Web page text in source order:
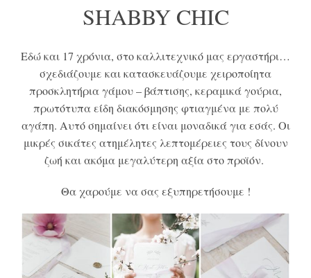
SHABBY CHIC
Εδώ και 17 χρόνια, στο καλλιτεχνικό μας εργαστήρι…
σχεδιάζουμε και κατασκευάζουμε χειροποίητα
προσκλητήρια γάμου – βάπτισης, κεραμικά γούρια,
πρωτότυπα είδη διακόσμησης φτιαγμένα με πολύ
αγάπη. Αυτό σημαίνει ότι είναι μοναδικά για εσάς. Οι
μικρές σικάτες ατημέλητες λεπτομέρειες τους δίνουν
ζωή και ακόμα μεγαλύτερη αξία στο προϊόν.
Θα χαρούμε να σας εξυπηρετήσουμε !